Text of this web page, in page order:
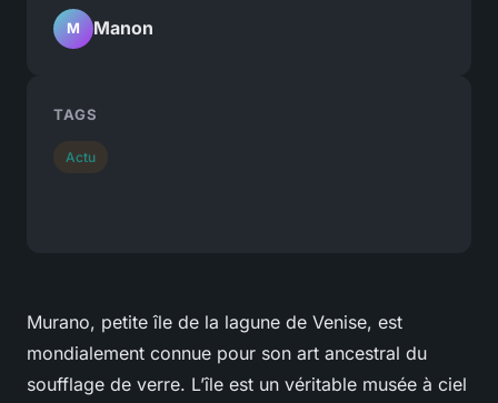
Murano, petite île de la lagune de Venise, est
mondialement connue pour son art ancestral du
soufflage de verre. L’île est un véritable musée à ciel
M Manon
TAGS
Actu